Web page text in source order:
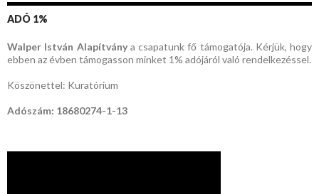
ADÓ 1%
Walper István Alapítványa csapatunk fő támogatója. Kérjük, hogy
ebben az évben támogasson minket 1% adójáról való rendelkezéssel.
Köszönettel: Kuratórium
Adószám: 18680274-1-13